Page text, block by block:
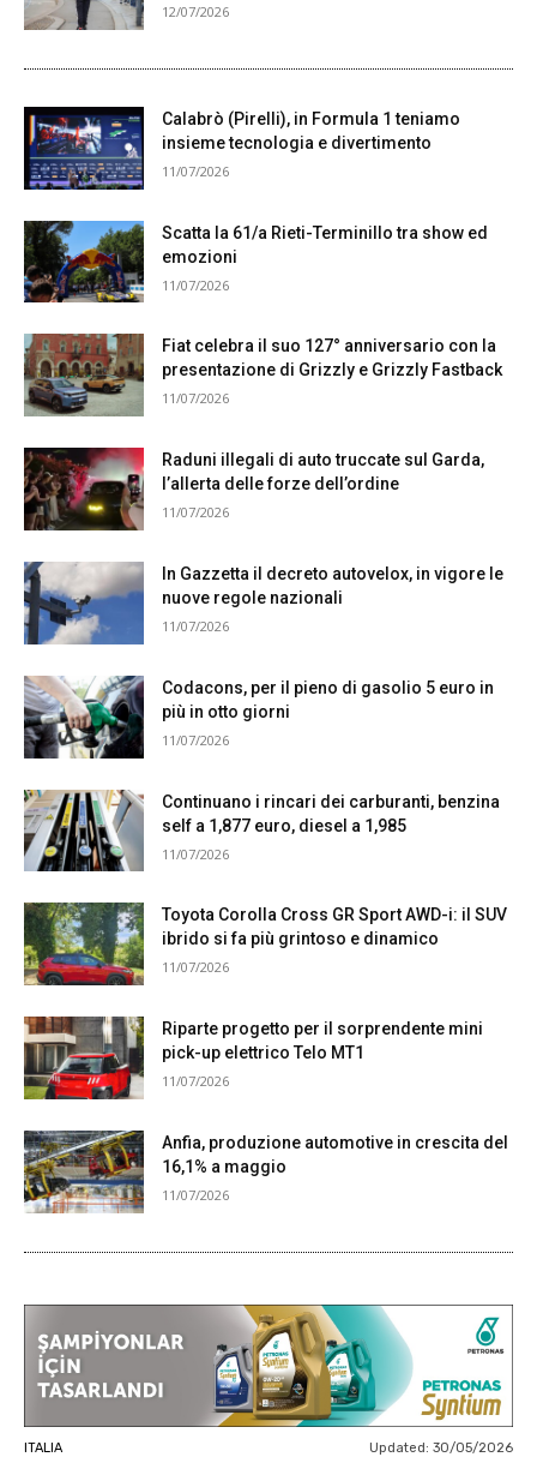
12/07/2026
Calabrò (Pirelli), in Formula 1 teniamo
insieme tecnologia e divertimento
11/07/2026
Scatta la 61/a Rieti-Terminillo tra show ed
emozioni
11/07/2026
Fiat celebra il suo 127° anniversario con la
presentazione di Grizzly e Grizzly Fastback
11/07/2026
Raduni illegali di auto truccate sul Garda,
l’allerta delle forze dell’ordine
11/07/2026
In Gazzetta il decreto autovelox, in vigore le
nuove regole nazionali
11/07/2026
Codacons, per il pieno di gasolio 5 euro in
più in otto giorni
11/07/2026
Continuano i rincari dei carburanti, benzina
self a 1,877 euro, diesel a 1,985
11/07/2026
Toyota Corolla Cross GR Sport AWD-i: il SUV
ibrido si fa più grintoso e dinamico
11/07/2026
Riparte progetto per il sorprendente mini
pick-up elettrico Telo MT1
11/07/2026
Anfia, produzione automotive in crescita del
16,1% a maggio
11/07/2026